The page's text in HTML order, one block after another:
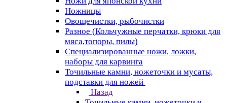
Ножницы
Овощечистки, рыбочистки
Разное (Кольчужные перчатки, крюки для
мяса,топоры, пилы)
Специализированные ножи, ложки,
наборы для карвинга
Точильные камни, ножеточки и мусаты,
подставки для ножей
Назад